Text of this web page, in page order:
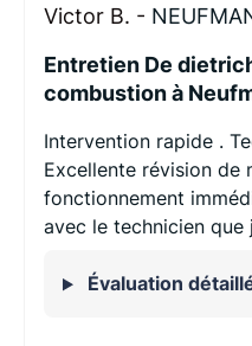
Victor B. -
Entretien De
combustion à
Intervention rapide .
Excellente révision de
fonctionnement
avec le technicien que
Évaluation